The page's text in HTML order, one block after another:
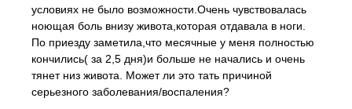
условиях не было возможности.Очень чувствовалась
ноющая боль внизу живота,которая отдавала в ноги.
По приезду заметила,что месячные у меня полностью
кончились( за 2,5 дня)и больше не начались и очень
тянет низ живота. Может ли это тать причиной
серьезного заболевания/воспаления?